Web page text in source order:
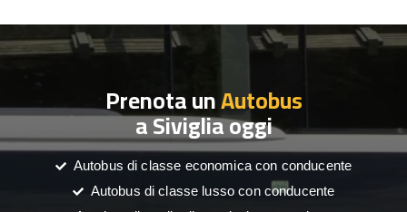
Prenota unAutobus
a Siviglia oggi
Autobus di classe economica con conducente
Autobus di classe lusso con conducente